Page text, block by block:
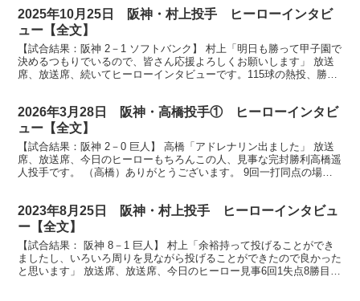
2025年10月25日 阪神・村上投手 ヒーローインタビ
ュー【全文】
【試合結果：阪神 2－1 ソフトバンク】 村上「明日も勝って甲子園で
決めるつもりでいるので、皆さん応援よろしくお願いします」 放送
席、放送席、続いてヒーローインタビューです。115球の熱投、勝利
2026年3月28日 阪神・高橋投手① ヒーローインタビ
ュー【全文】
【試合結果：阪神 2－0 巨人】 高橋「アドレナリン出ました」 放送
席、放送席、今日のヒーローもちろんこの人、見事な完封勝利高橋遥
人投手です。 （高橋）ありがとうございます。 9回一打同点の場
2023年8月25日 阪神・村上投手 ヒーローインタビュ
ー【全文】
【試合結果： 阪神 8－1 巨人】 村上「余裕持って投げることができ
ましたし、いろいろ周りを見ながら投げることができたので良かった
と思います」 放送席、放送席、今日のヒーロー見事6回1失点8勝目を